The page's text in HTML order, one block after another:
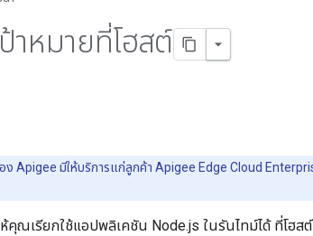
าหมายที่โฮสต์
ง Apigee มีให้บริการแก่ลูกค้า Apigee Edge Cloud
ห้คุณเรียกใช้แอปพลิเคชัน Node.js ในรันไทม์ได้ ที่โฮส